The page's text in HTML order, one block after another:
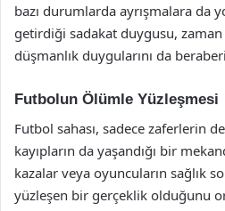
bazı durumlarda ayrışmalara da
getirdiği sadakat duygusu,
düşmanlık duygularını da
Futbolun Ölümle Yüzleşmesi
Futbol sahası, sadece zaferlerin
kayıpların da yaşandığı bir
kazalar veya oyuncuların sağlık
yüzleşen bir gerçeklik olduğunu